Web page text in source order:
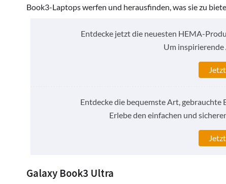
Book3-Laptops werfen und herausfinden, was sie zu
Entdecke jetzt die neuesten HEMA-
Um inspirierende
Entdecke die bequemste Art, gebrauchte
Erlebe den einfachen und
Galaxy Book3 Ultra